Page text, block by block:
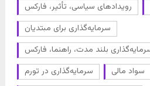
رویدادهای سیاسی، تأثیر، فارکس
سرمایه‌گذاری برای مبتدیان
بلند مدت، راهنما، فارکس
سرمایه‌گذاری در تورم
سواد مالی